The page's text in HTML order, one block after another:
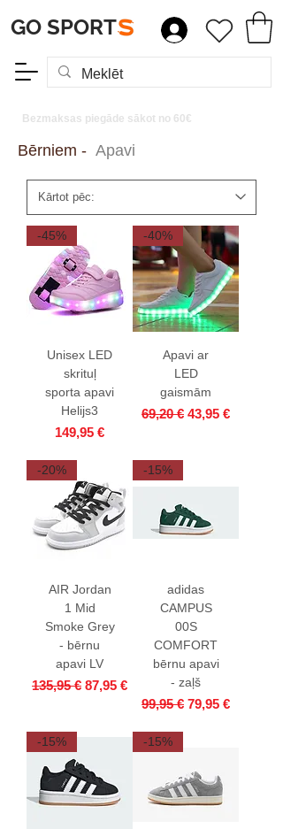
Bezmaksas piegāde sākot no 60€
GO SPORTS
Bērniem - Apavi
-45%
Unisex LED
skrituļ
sporta apavi
Helijs3
Cena
149,95 €
-40%
Apavi ar
LED
gaismām
Parastā cena
69,20 € Izpārdošanas
43,95 €
-20%
AIR Jordan
1 Mid
Smoke Grey
- bērnu
apavi LV
Parastā cena
135,95 € Izpārdošanas cena
87,95 €
-15%
adidas
CAMPUS
00S
COMFORT
bērnu apavi
- zaļš
Parastā cena
99,95 € Izpārdošanas
79,95 €
-15% -15%